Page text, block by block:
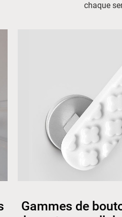
chaque
Gammes de